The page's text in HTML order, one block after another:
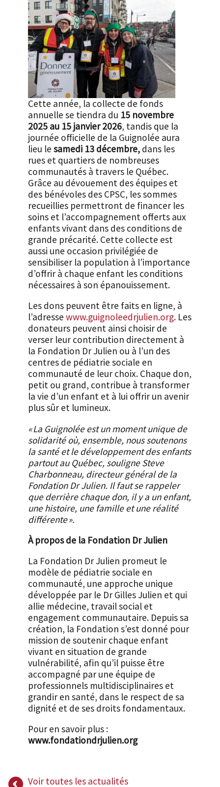
Cette année, la collecte de fonds
annuelle se tiendra du 15 novembre
2025 au 15 janvier 2026, tandis que la
journée officielle de la Guignolée aura
lieu lesamedi 13 décembre, dans les
rues et quartiers de nombreuses
communautés à travers le Québec.
Grâce au dévouement des équipes et
des bénévoles des CPSC, les sommes
recueillies permettront de financer les
soins et l’accompagnement offerts aux
enfants vivant dans des conditions de
grande précarité. Cette collecte est
aussi une occasion privilégiée de
sensibiliser la population à l’importance
d’offrir à chaque enfant les conditions
nécessaires à son épanouissement.
Les dons peuvent être faits en ligne, à
l’adressewww.guignoleedrjulien.org. Les
donateurs peuvent ainsi choisir de
verser leur contribution directement à
la Fondation Dr Julien ou à l’un des
centres de pédiatrie sociale en
communauté de leur choix. Chaque don,
petit ou grand, contribue à transformer
la vie d’un enfant et à lui offrir un avenir
plus sûr et lumineux.
« La Guignolée est un moment unique de
solidarité où, ensemble, nous soutenons
la santé et le développement des enfants
partout au Québec, souligne Steve
Charbonneau, directeur général de la
Fondation Dr Julien. Il faut se rappeler
que derrière chaque don, il y a un enfant,
une histoire, une famille et une réalité
différente ».
À propos de la Fondation Dr Julien
La Fondation Dr Julien promeut le
modèle de pédiatrie sociale en
communauté, une approche unique
développée par le Dr Gilles Julien et qui
allie médecine, travail social et
engagement communautaire. Depuis sa
création, la Fondation s’est donné pour
mission de soutenir chaque enfant
vivant en situation de grande
vulnérabilité, afin qu’il puisse être
accompagné par une équipe de
professionnels multidisciplinaires et
grandir en santé, dans le respect de sa
dignité et de ses droits fondamentaux.
Pour en savoir plus :
www.fondationdrjulien.org
Voir toutes les actualités